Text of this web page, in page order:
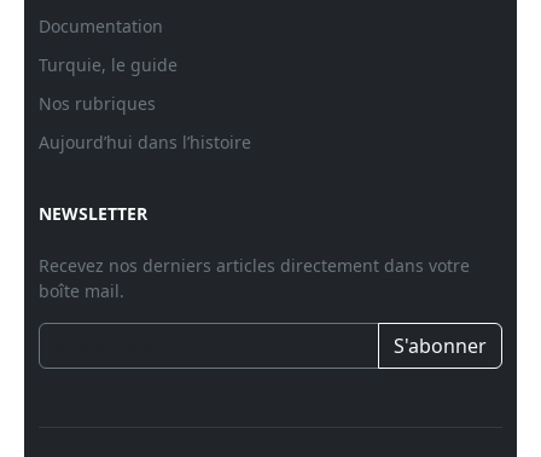
Documentation
Turquie, le guide
Nos rubriques
Aujourd’hui dans l’histoire
NEWSLETTER
Recevez nos derniers articles directement dans votre
boîte mail.
S'abonner